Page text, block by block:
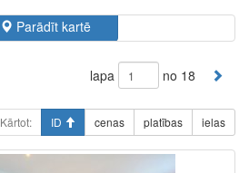
Parādīt kartē
lapa no 18
Kārtot: ID cenas platības ielas